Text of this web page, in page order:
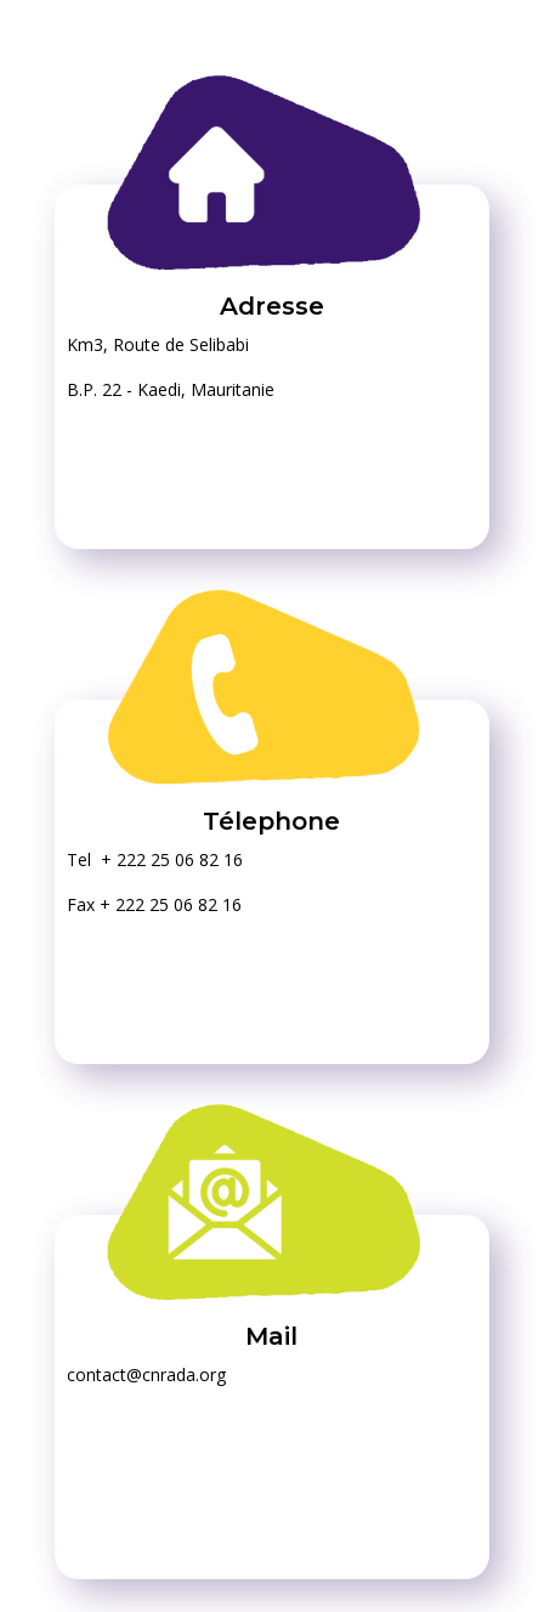
Adresse
Km3, Route de Selibabi
B.P. 22 - Kaedi, Mauritanie
Télephone
Tel + 222 25 06 82 16
Fax + 222 25 06 82 16
Mail
contact@cnrada.org